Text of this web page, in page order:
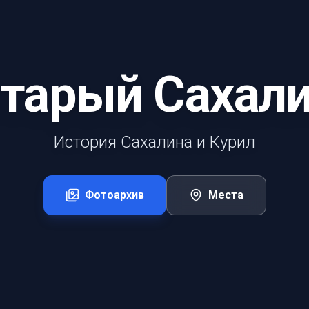
История Сахалина и Курил
Фотоархив Места